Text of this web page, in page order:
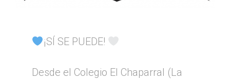
¡SÍ SE PUEDE!
Desde el Colegio El Chaparral (La